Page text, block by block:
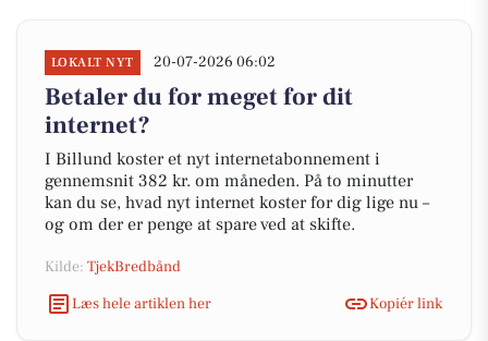
LOKALT NYT 20-07-2026 06:02
Betaler du for meget for dit
internet?
I Billund koster et nyt internetabonnement i
gennemsnit 382 kr. om måneden. På to minutter
kan du se, hvad nyt internet koster for dig lige nu –
og om der er penge at spare ved at skifte.
Kilde: TjekBredbånd
Læs hele artiklen her
Kopiér link